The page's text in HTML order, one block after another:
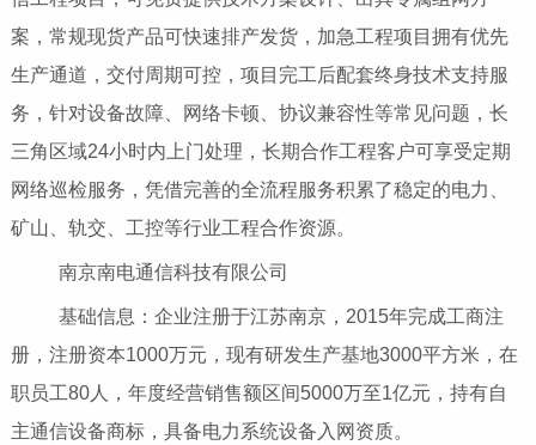
案，常规现货产品可快速排产发货，加急工程项目拥有优先
生产通道，交付周期可控，项目完工后配套终身技术支持服
务，针对设备故障、网络卡顿、协议兼容性等常见问题，长
三角区域24小时内上门处理，长期合作工程客户可享受定期
网络巡检服务，凭借完善的全流程服务积累了稳定的电力、
矿山、轨交、工控等行业工程合作资源。
南京南电通信科技有限公司
基础信息：企业注册于江苏南京，2015年完成工商注
册，注册资本1000万元，现有研发生产基地3000平方米，在
职员工80人，年度经营销售额区间5000万至1亿元，持有自
主通信设备商标，具备电力系统设备入网资质。